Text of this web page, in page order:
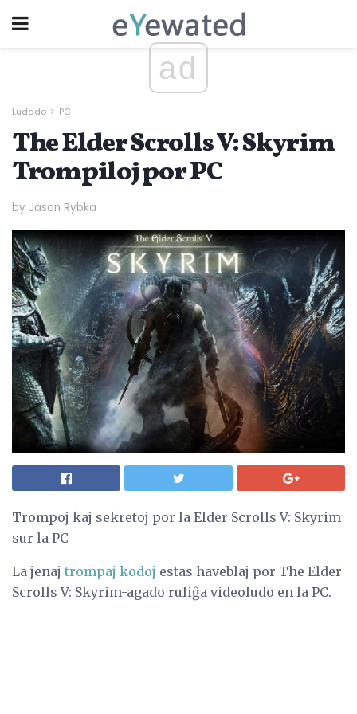
ad
Ludado PC
The Elder Scrolls V: Skyrim
Trompiloj por PC
by Jason Rybka
Trompoj kaj sekretoj por la Elder Scrolls V: Skyrim
sur la PC
La jenaj trompaj kodoj estas haveblaj por The Elder
Scrolls V: Skyrim-agado ruliĝa videoludo en la PC.